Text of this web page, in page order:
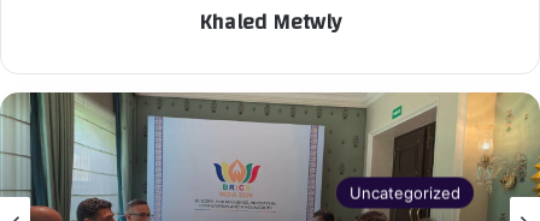
Khaled Metwly
Uncategorized